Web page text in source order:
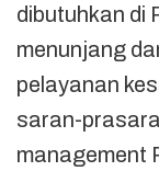
dibutuhkan di
menunjang
pelayanan
saran-
management